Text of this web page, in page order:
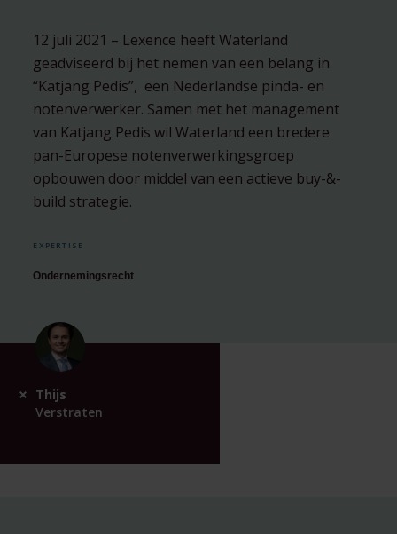
12 juli 2021 – Lexence heeft Waterland
geadviseerd bij het nemen van een belang in
“Katjang Pedis”, een Nederlandse pinda- en
notenverwerker. Samen met het management
van Katjang Pedis wil Waterland een bredere
pan-Europese notenverwerkingsgroep
opbouwen door middel van een actieve buy-&-
build strategie.
EXPERTISE
Ondernemingsrecht
Thijs
Verstraten